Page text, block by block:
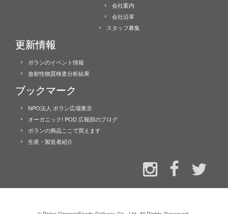
会社案内
会社沿革
スタッフ募集
更新情報
ポランのイベント情報
放射性物質検査分析結果
ブックマーク
NPO法人 ポラン広場東京
オーガニック! POD 広報部のブログ
ポランの商品ここで買えます
生産・製造者紹介